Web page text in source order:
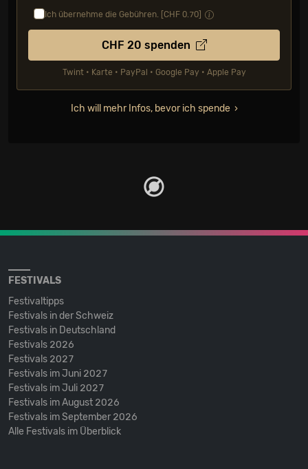
Ich übernehme die Gebühren. [CHF 0.70
CHF 20 spenden
Twint • Karte • PayPal • Google Pay • Apple Pay
Ich will mehr Infos, bevor ich spende
FESTIVALS
Festivaltipps
Festivals in der Schweiz
Festivals in Deutschland
Festivals 2026
Festivals 2027
Festivals im Juni 2027
Festivals im Juli 2027
Festivals im August 2026
Festivals im September 2026
Alle Festivals im Überblick